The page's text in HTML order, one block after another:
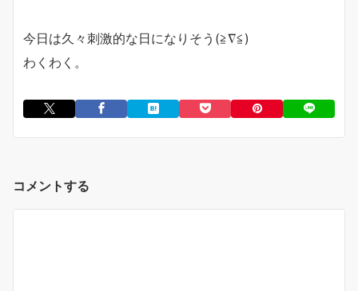
今日は久々刺激的な日になりそう(≧∇≦)
わくわく。
コメントする